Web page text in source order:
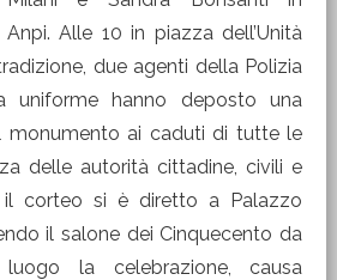
Alle 10 in piazza dell’Unità
due agenti della Polizia
uniforme hanno deposto una
monumento ai caduti di tutte le
delle autorità cittadine, civili e
il corteo si è diretto a Palazzo
il salone dei Cinquecento da
la celebrazione, causa